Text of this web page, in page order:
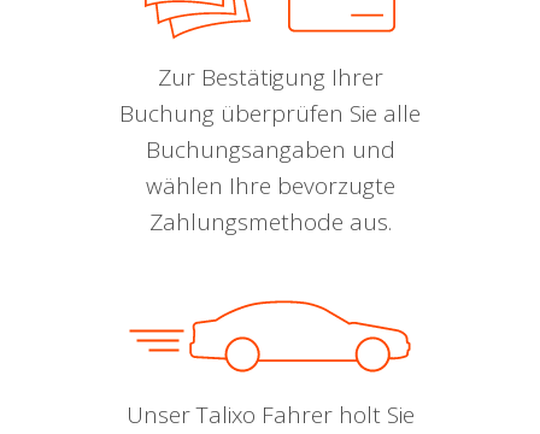
Zur Bestätigung Ihrer
Buchung überprüfen Sie alle
Buchungsangaben und
wählen Ihre bevorzugte
Zahlungsmethode aus.
Unser Talixo Fahrer holt Sie